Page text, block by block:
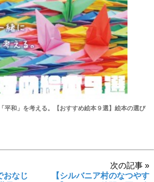
平和」を考える。【おすすめ絵本９選】絵本の選び
おなじ
次の記事 »
【シルバニア村のなつやす